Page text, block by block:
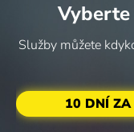
Vyberte
Služby můžete
10 DNÍ ZA